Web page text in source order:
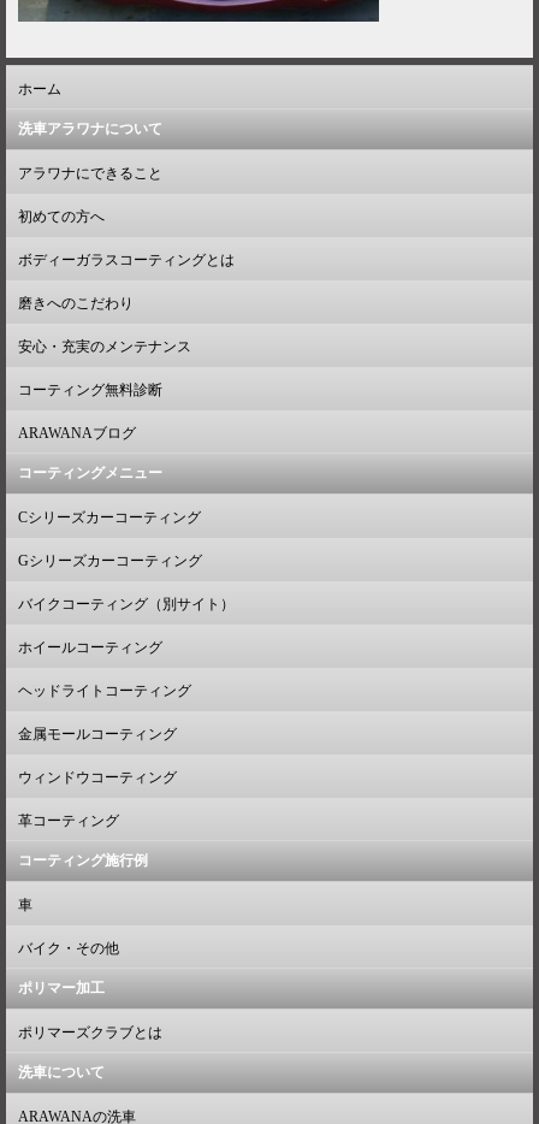
ホーム
洗車アラワナについて
アラワナにできること
初めての方へ
ボディーガラスコーティングとは
磨きへのこだわり
安心・充実のメンテナンス
コーティング無料診断
ARAWANAブログ
コーティングメニュー
Cシリーズカーコーティング
Gシリーズカーコーティング
バイクコーティング（別サイト）
ホイールコーティング
ヘッドライトコーティング
金属モールコーティング
ウィンドウコーティング
革コーティング
コーティング施行例
車
バイク・その他
ポリマー加工
ポリマーズクラブとは
洗車について
ARAWANAの洗車